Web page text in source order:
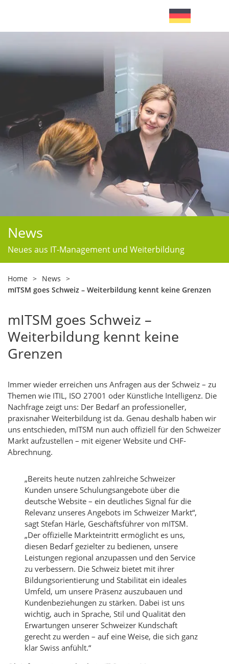
News
Neues aus IT-Management und Weiterbildung
Home > News >
mITSM goes Schweiz – Weiterbildung kennt keine Grenzen
mITSM goes Schweiz –
Weiterbildung kennt keine
Grenzen
Immer wieder erreichen uns Anfragen aus der Schweiz – zu
Themen wie ITIL, ISO 27001 oder Künstliche Intelligenz. Die
Nachfrage zeigt uns: Der Bedarf an professioneller,
praxisnaher Weiterbildung ist da. Genau deshalb haben wir
uns entschieden, mITSM nun auch offiziell für den Schweizer
Markt aufzustellen – mit eigener Website und CHF-
Abrechnung.
„Bereits heute nutzen zahlreiche Schweizer
Kunden unsere Schulungsangebote über die
deutsche Website – ein deutliches Signal für die
Relevanz unseres Angebots im Schweizer Markt“,
sagt Stefan Härle, Geschäftsführer von mITSM.
„Der offizielle Markteintritt ermöglicht es uns,
diesen Bedarf gezielter zu bedienen, unsere
Leistungen regional anzupassen und den Service
zu verbessern. Die Schweiz bietet mit ihrer
Bildungsorientierung und Stabilität ein ideales
Umfeld, um unsere Präsenz auszubauen und
Kundenbeziehungen zu stärken. Dabei ist uns
wichtig, auch in Sprache, Stil und Qualität den
Erwartungen unserer Schweizer Kundschaft
gerecht zu werden – auf eine Weise, die sich ganz
klar Swiss anfühlt.“